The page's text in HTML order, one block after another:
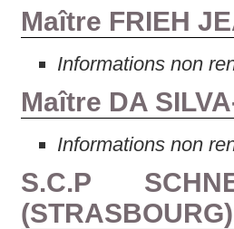
Maître FRIEH
Informations non
Maître DA
Informations non
S.C.P
(STRASBOURG)